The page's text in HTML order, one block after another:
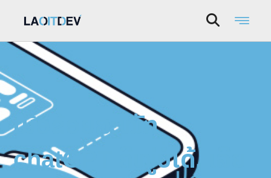
ເມື່ອຂ້ອຍສະໝັກ
chatGPT ຄືໝູ່ບໍ່ໄດ້. ເລີຍ